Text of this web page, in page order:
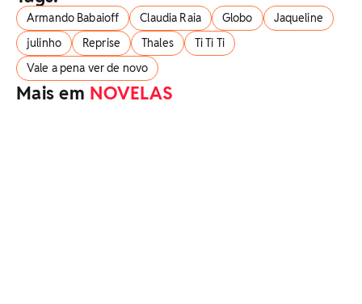
Armando Babaioff Claudia Raia Globo
Jaqueline
julinho
Reprise Thales
Ti Ti Ti
Vale a pena ver de novo
Mais em NOVELAS